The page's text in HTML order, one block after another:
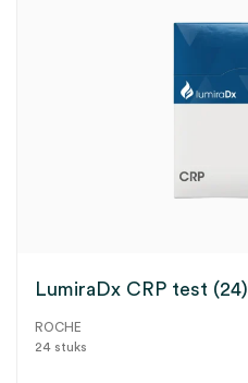
LumiraDx CRP test (24)
ROCHE
24 stuks